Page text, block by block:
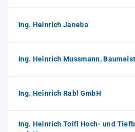
Ing. Heinrich Janeba
Ing. Heinrich Mussmann,
Ing. Heinrich Rabl GmbH
Ing. Heinrich Toifl Hoch- und